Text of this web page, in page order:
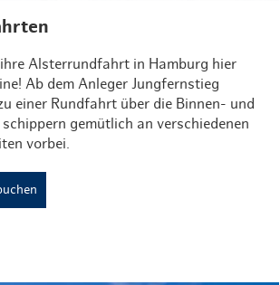
Alsterrundfahrt in Hamburg hier
Ab dem Anleger Jungfernstieg
einer Rundfahrt über die Binnen- und
gemütlich an verschiedenen
vorbei.